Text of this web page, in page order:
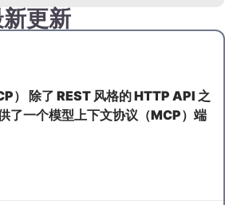
更新
） 除了 REST 风格的 HTTP API 之
了一个模型上下文协议（MCP）端